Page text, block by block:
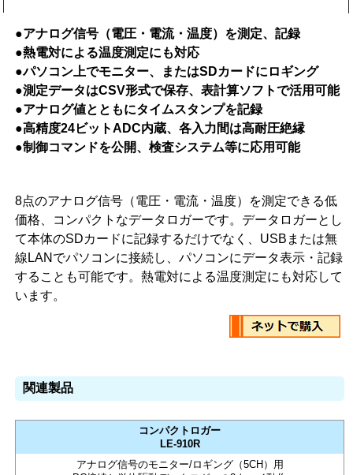
●アナログ信号（電圧・電流・温度）を測定、記録
●熱電対による温度測定にも対応
●パソコン上でモニター、またはSDカードにロギング
●測定データはCSV形式で保存、表計算ソフトで活用可能
●アナログ値とともにタイムスタンプを記録
●高精度24ビットADC内蔵、各入力間は高耐圧絶縁
●制御コマンドを公開、検査システム等に応用可能
8点のアナログ信号（電圧・電流・温度）を測定できる低
価格、コンパクトなデータロガーです。データロガーとし
て本体のSDカードに記録するだけでなく、USBまたは無
線LANでパソコンに接続し、パソコンにデータ表示・記録
することも可能です。熱電対による温度測定にも対応して
います。